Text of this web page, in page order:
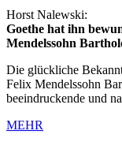
Horst Nalewski:
Goethe hat ihn
Mendelssohn
Die glückliche
Felix Mendelssohn
beeindruckende und
MEHR